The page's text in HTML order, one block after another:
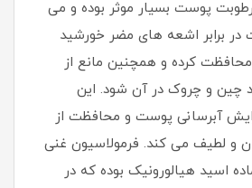
پوست بسیار موثر بوده و می
برابر اشعه های مضر خورشید
همچون Uva و Uvb محافظت کرده و همچنین مانع از
چین و چروک در آن شود. این
آبرسانی پوست و محافظت از
و لطیف می کند. فرمولاسیون غنی
اسید هیالورونیک بوده که در